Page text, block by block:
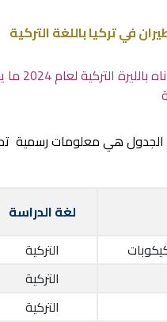
في تركيا باللغة التركية
الجدول هي معلومات رسمية
لغة الدراسة
التركية
التركية
التركية